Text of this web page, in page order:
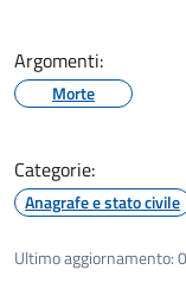
Argomenti:
Morte
Categorie:
Anagrafe e stato civile
Ultimo aggiornamento: